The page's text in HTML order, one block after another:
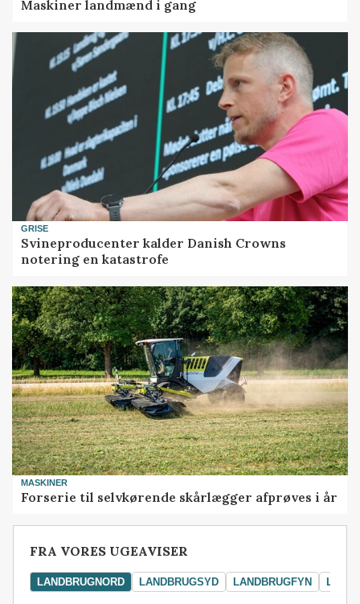
Maskiner landmænd i gang
GRISE
Svineproducenter kalder Danish Crowns
notering en katastrofe
MASKINER
Forserie til selvkørende skårlægger afprøves i år
FRA VORES UGEAVISER
LANDBRUGNORD LANDBRUGSYD LANDBRUGFYN